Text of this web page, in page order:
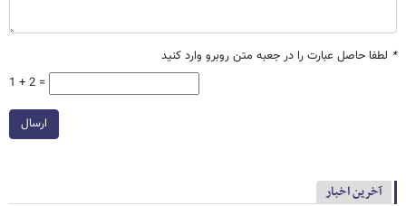
* لطفا حاصل عبارت را در جعبه متن روبرو وارد کنید
1 + 2 =
ارسال
آخرین اخبار